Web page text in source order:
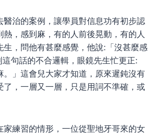
治的案例，讓學員對信息功有初步認
，感到麻，有的人前後晃動，有的人
，問他有甚麼感覺，他說:「沒甚麼感
句話的不合邏輯，眼鏡先生忙更正:
。」這會兒大家才知道，原來遲鈍沒有
，一層又一層，只是用詞不準確，或
練習的情形，一位從聖地牙哥來的女